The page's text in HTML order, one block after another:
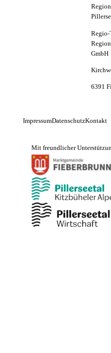
Regio-
GmbH
6391
ImpressumDatenschutzKontakt
Mit freundlicher